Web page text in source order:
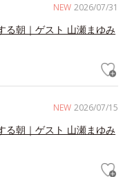
NEW 2026/07/31
る朝｜ゲスト 山瀬まゆみ
NEW 2026/07/15
る朝｜ゲスト 山瀬まゆみ